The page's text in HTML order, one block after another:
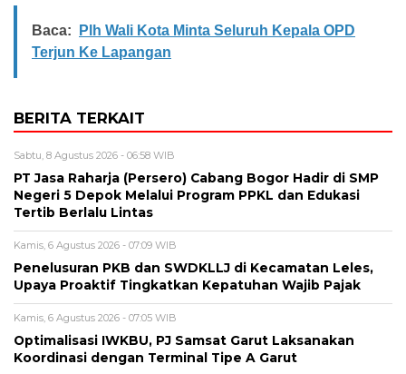
Baca:
Plh Wali Kota Minta Seluruh Kepala OPD
Terjun Ke Lapangan
BERITA TERKAIT
Sabtu, 8 Agustus 2026 - 06:58 WIB
PT Jasa Raharja (Persero) Cabang Bogor Hadir di SMP
Negeri 5 Depok Melalui Program PPKL dan Edukasi
Tertib Berlalu Lintas
Kamis, 6 Agustus 2026 - 07:09 WIB
Penelusuran PKB dan SWDKLLJ di Kecamatan Leles,
Upaya Proaktif Tingkatkan Kepatuhan Wajib Pajak
Kamis, 6 Agustus 2026 - 07:05 WIB
Optimalisasi IWKBU, PJ Samsat Garut Laksanakan
Koordinasi dengan Terminal Tipe A Garut